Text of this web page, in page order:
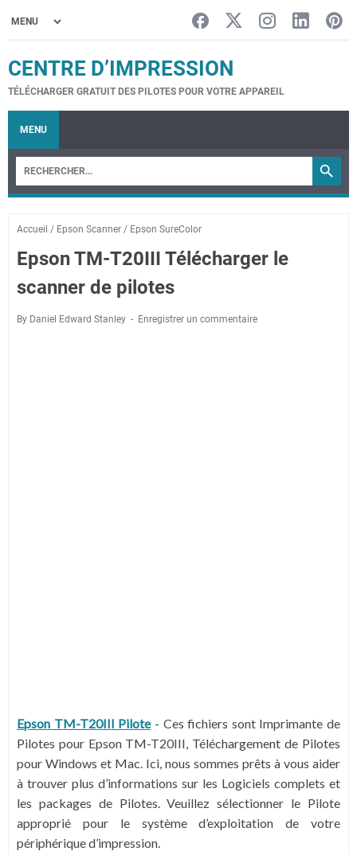
CENTRE D’IMPRESSION
TÉLÉCHARGER GRATUIT DES PILOTES POUR VOTRE APPAREIL
MENU
Accueil / Epson Scanner / Epson SureColor
Epson TM-T20III Télécharger le
scanner de pilotes
By Daniel Edward Stanley Enregistrer un commentaire
Epson TM-T20III Pilote - Ces fichiers sont Imprimante de
Pilotes pour Epson TM-T20III, Téléchargement de Pilotes
pour Windows et Mac. Ici, nous sommes prêts à vous aider
à trouver plus d’informations sur les Logiciels complets et
les packages de Pilotes. Veuillez sélectionner le Pilote
approprié pour le système d’exploitation de votre
périphérique d’impression.